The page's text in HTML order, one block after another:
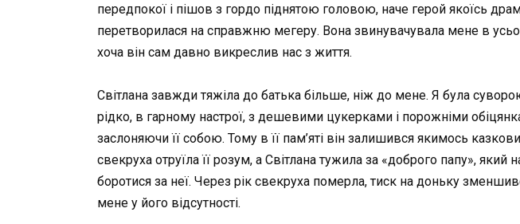
передпокої і пішов з гордо піднятою головою, наче герой якоїсь
перетворилася на справжню мегеру. Вона звинувачувала мене в
хоча він сам давно викреслив нас з життя.
Світлана завжди тяжіла до батька більше, ніж до мене. Я була
рідко, в гарному настрої, з дешевими цукерками і порожніми
заслоняючи її собою. Тому в її пам’яті він залишився якимось
свекруха отруїла її розум, а Світлана тужила за «доброго папу»,
боротися за неї. Через рік свекруха померла, тиск на доньку
мене у його відсутності.